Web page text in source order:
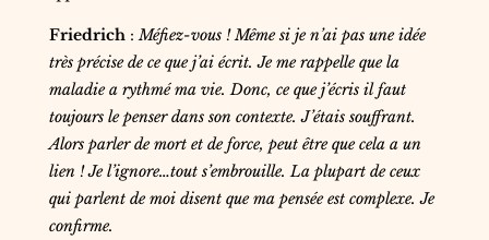
Friedrich :Méfiez-vous ! Même si je n’ai pas une idée
très précise de ce que j’ai écrit. Je me rappelle que la
maladie a rythmé ma vie. Donc, ce que j’écris il faut
toujours le penser dans son contexte. J’étais souffrant.
Alors parler de mort et de force, peut être que cela a un
lien ! Je l’ignore…tout s’embrouille. La plupart de ceux
qui parlent de moi disent que ma pensée est complexe. Je
confirme.